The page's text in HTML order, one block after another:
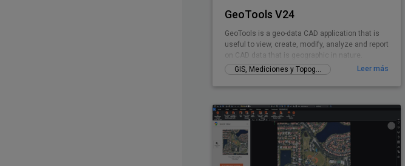
GeoTools V24
GeoTools is a geo-data CAD application that is
useful to view, create, modify, analyze and report
on CAD data that is geographic in nature.
GIS, Mediciones y Topografía
Leer más